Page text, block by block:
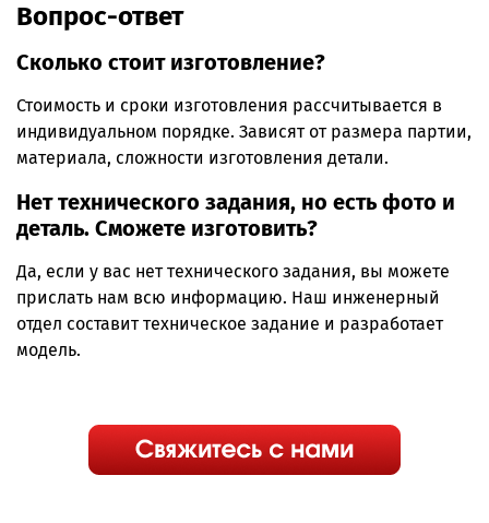
Вопрос-ответ
Сколько стоит изготовление?
Стоимость и сроки изготовления рассчитывается в
индивидуальном порядке. Зависят от размера партии,
материала, сложности изготовления детали.
Нет технического задания, но есть фото и
деталь. Сможете изготовить?
Да, если у вас нет технического задания, вы можете
прислать нам всю информацию. Наш инженерный
отдел составит техническое задание и разработает
модель.